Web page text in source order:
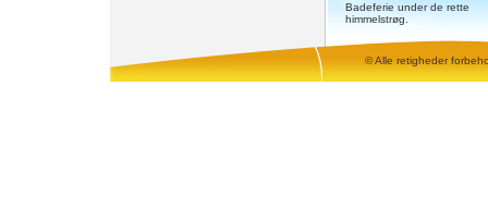
Badeferie under de rette
himmelstrøg.
© Alle retigheder